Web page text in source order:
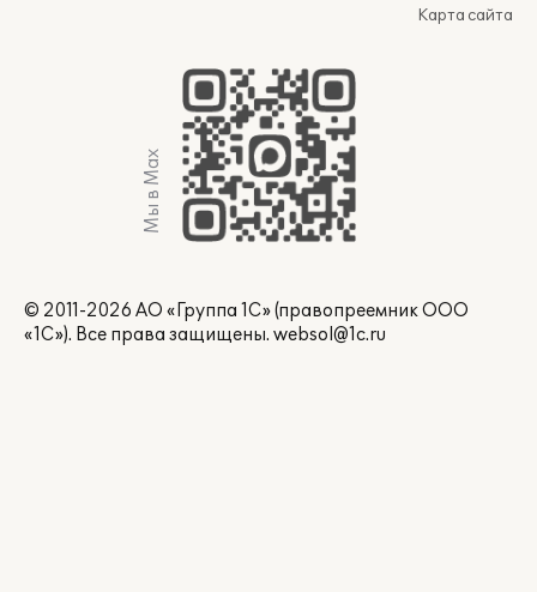
Карта сайта
Мы в Max
© 2011-2026 АО «Группа 1С» (правопреемник ООО
«1С»). Все права защищены. websol@1c.ru